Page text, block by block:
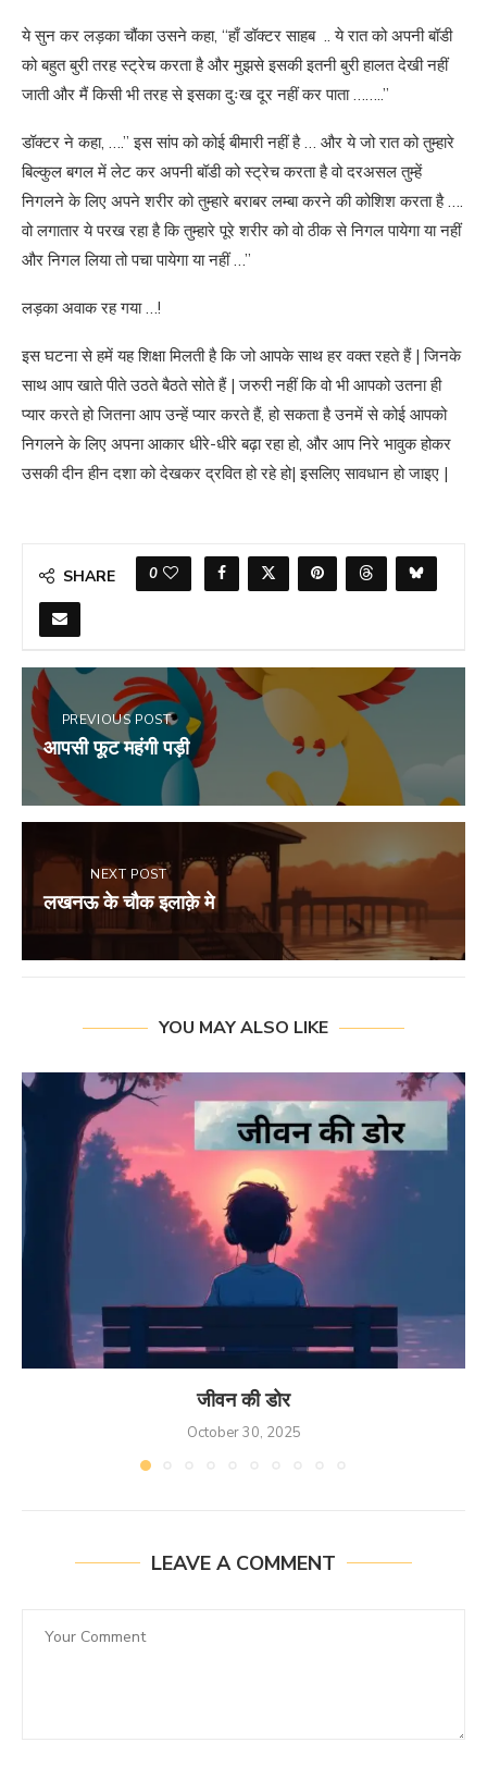
ये सुन कर लड़का चौंका उसने कहा, “हाँ डॉक्टर साहब .. ये रात को अपनी बॉडी
को बहुत बुरी तरह स्ट्रेच करता है और मुझसे इसकी इतनी बुरी हालत देखी नहीं
जाती और मैं किसी भी तरह से इसका दुःख दूर नहीं कर पाता ……..”
डॉक्टर ने कहा, ….” इस सांप को कोई बीमारी नहीं है … और ये जो रात को तुम्हारे
बिल्कुल बगल में लेट कर अपनी बॉडी को स्ट्रेच करता है वो दरअसल तुम्हें
निगलने के लिए अपने शरीर को तुम्हारे बराबर लम्बा करने की कोशिश करता है ….
वो लगातार ये परख रहा है कि तुम्हारे पूरे शरीर को वो ठीक से निगल पायेगा या नहीं
और निगल लिया तो पचा पायेगा या नहीं …”
लड़का अवाक रह गया …!
इस घटना से हमें यह शिक्षा मिलती है कि जो आपके साथ हर वक्त रहते हैं | जिनके
साथ आप खाते पीते उठते बैठते सोते हैं | जरुरी नहीं कि वो भी आपको उतना ही
प्यार करते हो जितना आप उन्हें प्यार करते हैं, हो सकता है उनमें से कोई आपको
निगलने के लिए अपना आकार धीरे-धीरे बढ़ा रहा हो, और आप निरे भावुक होकर
उसकी दीन हीन दशा को देखकर द्रवित हो रहे हो| इसलिए सावधान हो जाइए |
SHARE 0
PREVIOUS POST
आपसी फूट महंगी पड़ी
NEXT POST
लखनऊ के चौक इलाक़े मे
YOU MAY ALSO LIKE
जीवन की डोर
October 30, 2025
LEAVE A COMMENT